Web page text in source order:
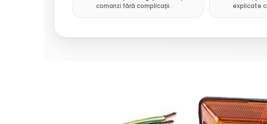
comanzi fără complicații.
explicate